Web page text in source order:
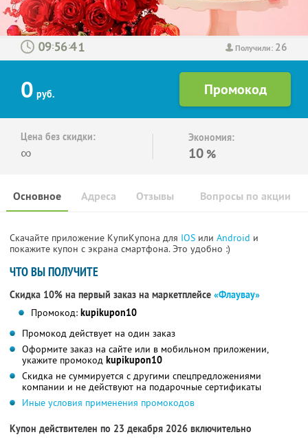
Получили: 26
: :
0 руб.
Цена без скидки:
∞
Экономия:
10 %
Основное Отзывы Вопросы по акции
Адреса
Скачайте приложение КупиКупона для IOS или Android и
покажите купон с экрана смартфона. Это удобно :)
ЧТО ВЫ ПОЛУЧИТЕ
Скидка 10% на первый заказ на маркетплейсе «Флаувау»
Промокод: kupikupon10
Промокод действует на один заказ
Оформите заказ на сайте или в мобильном приложении,
укажите промокод kupikupon10
Скидка не суммируется с другими спецпредложениями
компании и не действуют на подарочные сертификаты
Иные условия применения промокодов
Купон действителен по 23 декабря 2026 включительно